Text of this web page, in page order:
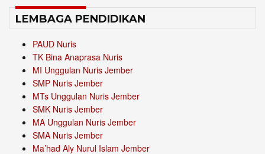
LEMBAGA PENDIDIKAN
PAUD Nuris
TK Bina Anaprasa Nuris
MI Unggulan Nuris Jember
SMP Nuris Jember
MTs Unggulan Nuris Jember
SMK Nuris Jember
MA Unggulan Nuris Jember
SMA Nuris Jember
Ma’had Aly Nurul Islam Jember